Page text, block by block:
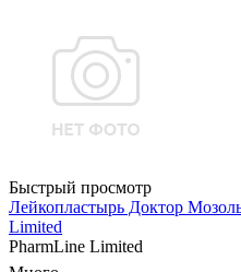
Быстрый просмотр
Лейкопластырь Доктор
Limited
PharmLine Limited